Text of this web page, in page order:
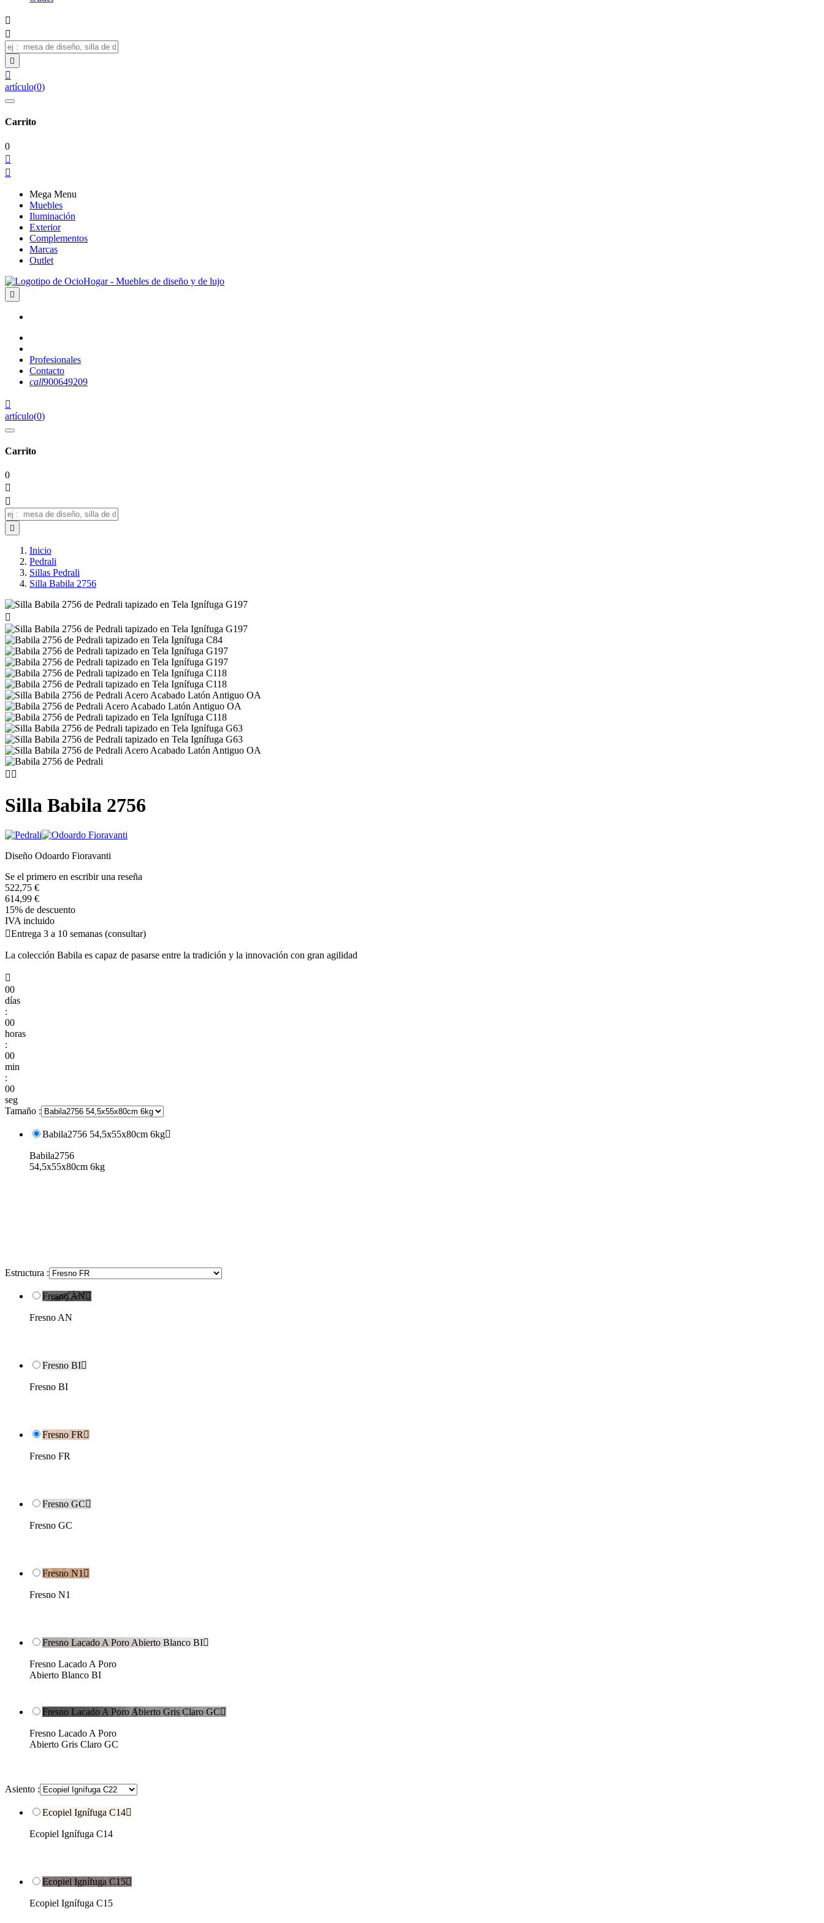




artículo(0)
Carrito
0


Mega Menu
Muebles
Iluminación
Exterior
Complementos
Marcas
Outlet

Profesionales
Contacto
call900649209

artículo(0)
Carrito
0



Inicio
Pedrali
Sillas Pedrali
Silla Babila 2756

 
Silla Babila 2756
Diseño Odoardo Fioravanti
Se el primero en escribir una reseña
522,75 €
614,99 €
15% de descuento
IVA incluido
Entrega 3 a 10 semanas (consultar)
La colección Babila es capaz de pasarse entre la tradición y la innovación con gran agilidad

00
días
:
00
horas
:
00
min
:
00
seg
Tamaño :
Babila2756 54,5x55x80cm 6kg
Babila2756
54,5x55x80cm 6kg
Estructura :
Fresno AN
Fresno AN
Fresno BI
Fresno BI
Fresno FR 
Fresno FR
Fresno GC
Fresno GC
Fresno N1 
Fresno N1
Fresno Lacado A Poro Abierto Blanco BI
Fresno Lacado A Poro
Abierto Blanco BI
Fresno Lacado A Poro Abierto Gris Claro GC
Fresno Lacado A Poro
Abierto Gris Claro GC
Asiento :
Ecopiel Ignífuga C14
Ecopiel Ignífuga C14
Ecopiel Ignífuga C15
Ecopiel Ignífuga C15